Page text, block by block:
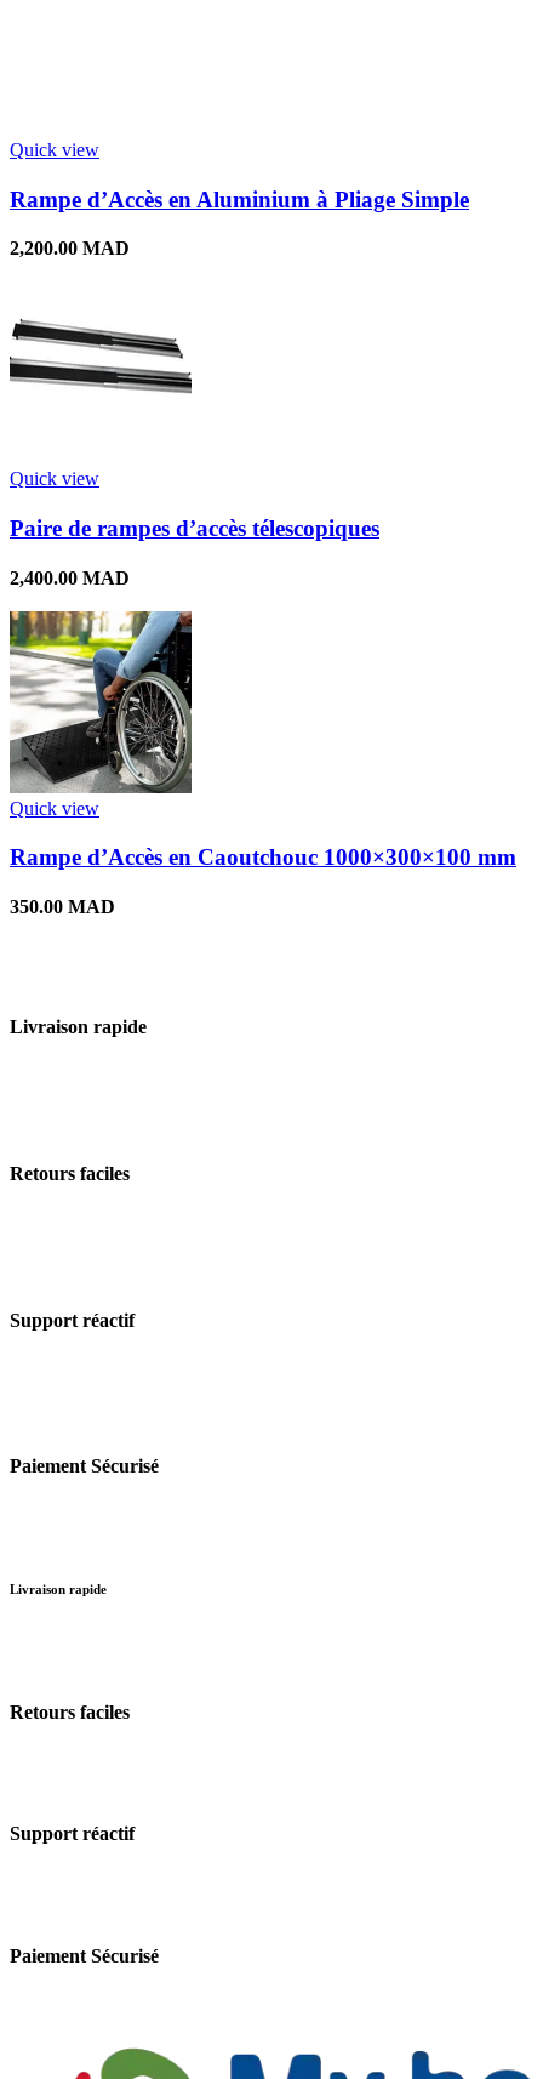
Quick view
Rampe d’Accès en Aluminium à Pliage Simple
2,200.00 MAD
Quick view
Paire de rampes d’accès télescopiques
2,400.00 MAD
Quick view
Rampe d’Accès en Caoutchouc 1000×300×100 mm
350.00 MAD
Livraison rapide
Retours faciles
Support réactif
Paiement Sécurisé
Livraison rapide
Retours faciles
Support réactif
Paiement Sécurisé